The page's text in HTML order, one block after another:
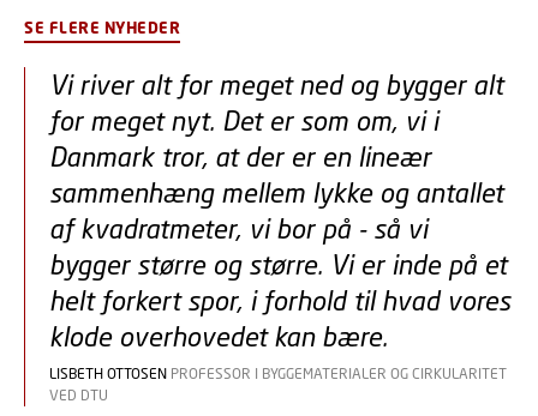
SE FLERE NYHEDER
Vi river alt for meget ned og bygger alt
for meget nyt. Det er som om, vi i
Danmark tror, at der er en lineær
sammenhæng mellem lykke og antallet
af kvadratmeter, vi bor på - så vi
bygger større og større. Vi er inde på et
helt forkert spor, i forhold til hvad vores
klode overhovedet kan bære.
LISBETH OTTOSEN PROFESSOR I BYGGEMATERIALER OG CIRKULARITET
VED DTU